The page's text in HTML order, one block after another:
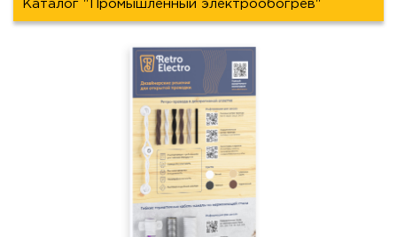
Каталог "Промышленный электрообогрев"